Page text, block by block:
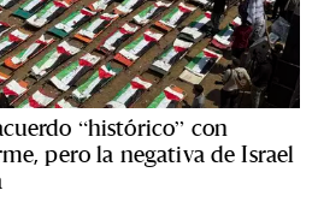
“histórico” con
pero la negativa de Israel